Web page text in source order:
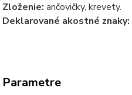
Zloženie: ančovičky, krevety.
Deklarované akostné znaky:
Parametre